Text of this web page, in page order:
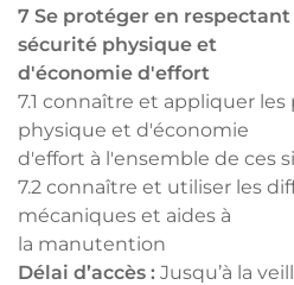
7 Se protéger en
sécurité physique et
d'économie d'effort
7.1 connaître et appliquer
physique et d'économie
d'effort à l'ensemble de ces
7.2 connaître et utiliser les
mécaniques et aides à
la manutention
Délai d’accès : Jusqu’à la